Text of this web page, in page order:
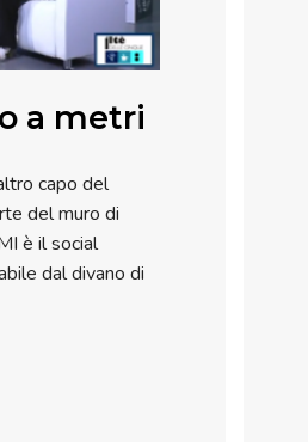
a metri
capo del
del muro di
è il social
dal divano di